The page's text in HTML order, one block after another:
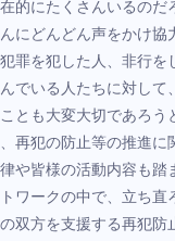
的にたくさんいるのだ
にどんどん声をかけ協
罪を犯した人、非行を
でいる人たちに対して
とも大変大切であろう
再犯の防止等の推進に
や皆様の活動内容も踏
ワークの中で、立ち直
双方を支援する再犯防